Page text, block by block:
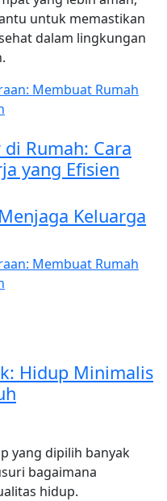
untuk memastikan
dalam lingkungan
Rumah: Cara
yang Efisien
Keluarga
Hidup Minimalis
yang dipilih banyak
bagaimana
hidup.